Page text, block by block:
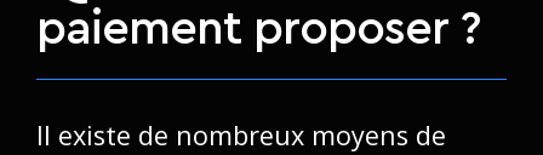
paiement proposer ?
Il existe de nombreux moyens de